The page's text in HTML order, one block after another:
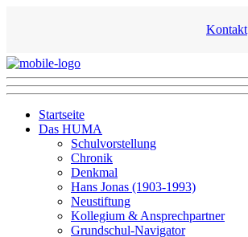
Kontakt
Startseite
Das HUMA
Schulvorstellung
Chronik
Denkmal
Hans Jonas (1903-1993)
Neustiftung
Kollegium & Ansprechpartner
Grundschul-Navigator